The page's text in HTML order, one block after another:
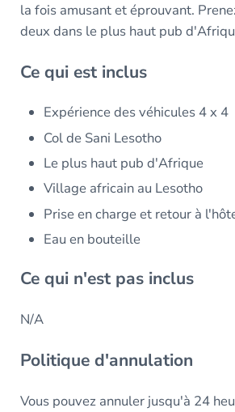
la fois amusant et éprouvant.
deux dans le plus haut pub
Ce qui est inclus
Expérience des véhicules 4 x 4
Col de Sani Lesotho
Le plus haut pub d'Afrique
Village africain au Lesotho
Prise en charge et retour à
Eau en bouteille
Ce qui n'est pas inclus
N/A
Politique d'annulation
Vous pouvez annuler jusqu'à 24